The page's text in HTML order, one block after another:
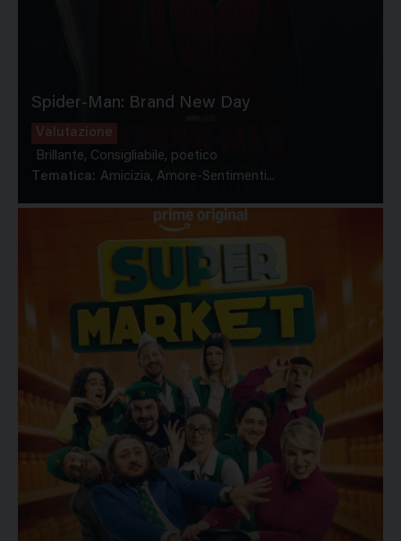
Spider-Man: Brand New Day
Valutazione
Brillante, Consigliabile, poetico
Tematica: Amicizia, Amore-Sentimenti...